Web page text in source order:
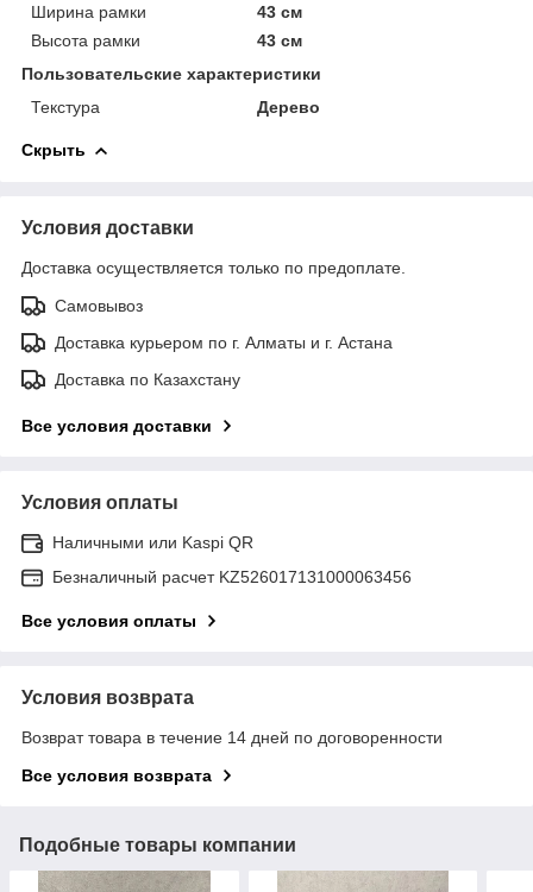
Ширина рамки
43 см
Высота рамки
43 см
Пользовательские характеристики
Текстура
Дерево
Скрыть
Условия доставки
Доставка осуществляется только по предоплате.
Самовывоз
Доставка курьером по г. Алматы и г. Астана
Доставка по Казахстану
Все условия доставки
Условия оплаты
Наличными или Kaspi QR
Безналичный расчет KZ526017131000063456
Все условия оплаты
Условия возврата
Возврат товара в течение 14 дней по договоренности
Все условия возврата
Подобные товары компании